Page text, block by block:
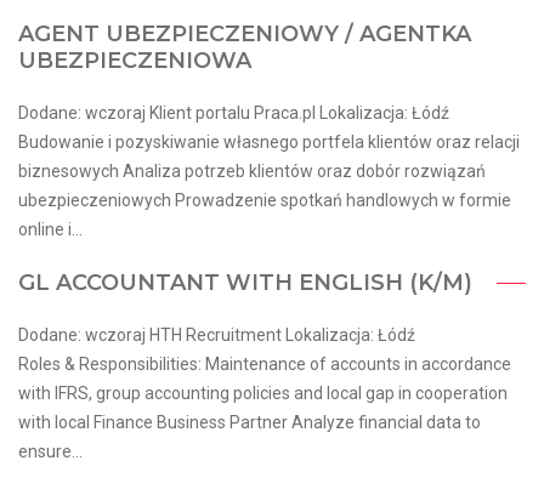
AGENT UBEZPIECZENIOWY / AGENTKA
UBEZPIECZENIOWA
Dodane: wczoraj Klient portalu Praca.pl Lokalizacja: Łódź
Budowanie i pozyskiwanie własnego portfela klientów oraz relacji
biznesowych Analiza potrzeb klientów oraz dobór rozwiązań
ubezpieczeniowych Prowadzenie spotkań handlowych w formie
online i...
GL ACCOUNTANT WITH ENGLISH (K/M)
Dodane: wczoraj HTH Recruitment Lokalizacja: Łódź
Roles & Responsibilities: Maintenance of accounts in accordance
with IFRS, group accounting policies and local gap in cooperation
with local Finance Business Partner Analyze financial data to
ensure...